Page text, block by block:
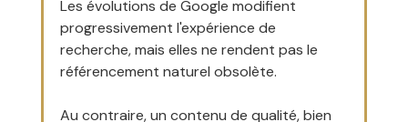
Les évolutions de Google modifient
progressivement l'expérience de
recherche, mais elles ne rendent pas le
référencement naturel obsolète.
Au contraire, un contenu de qualité, bien